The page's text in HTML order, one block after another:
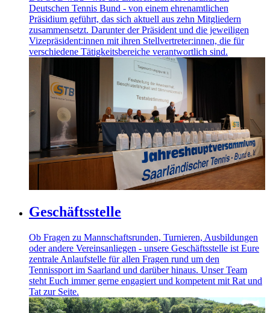
Deutschen Tennis Bund - von einem ehrenamtlichen
Präsidium geführt, das sich aktuell aus zehn Mitgliedern
zusammensetzt. Darunter der Präsident und die jeweiligen
Vizepräsident:innen mit ihren Stellvertreter:innen, die für
verschiedene Tätigkeitsbereiche verantwortlich sind.
Geschäftsstelle
Ob Fragen zu Mannschaftsrunden, Turnieren, Ausbildungen
oder andere Vereinsanliegen - unsere Geschäftsstelle ist Eure
zentrale Anlaufstelle für allen Fragen rund um den
Tennissport im Saarland und darüber hinaus. Unser Team
steht Euch immer gerne engagiert und kompetent mit Rat und
Tat zur Seite.